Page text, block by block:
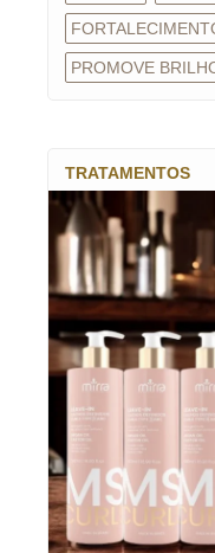
PROMOVE
TRATAMENTOS